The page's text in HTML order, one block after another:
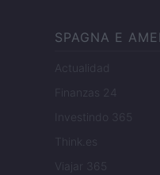
SPAGNA E
Actualidad
Finanzas 24
Investindo 365
Think.es
Viajar 365